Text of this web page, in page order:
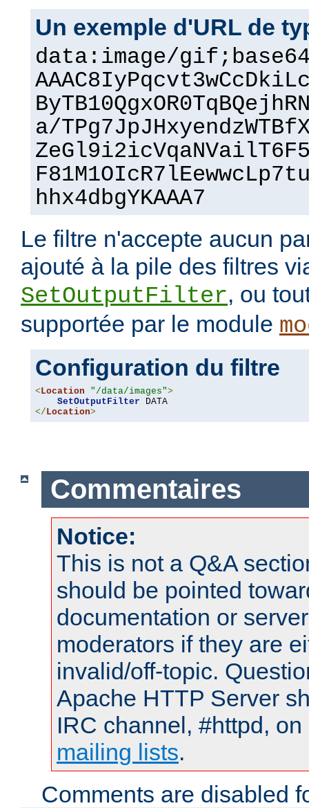
Un exemple d'URL de
data:image/
a/
hhx4dbgYKAAA7
Le filtre n'accepte aucun
ajouté à la pile des filtres
SetOutputFilter, ou
supportée par le module
Configuration du filtre
<Location "/data/images">
SetOutputFilter
</Location>
Commentaires
Notice:
This is not a Q&A
should be pointed
documentation or
moderators if they are
invalid/off-topic.
Apache HTTP Server
IRC channel, #httpd,
mailing lists.
Comments are disabled